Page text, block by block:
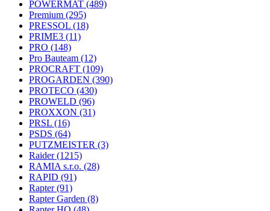
POWERMAT (489)
Premium (295)
PRESSOL (18)
PRIME3 (11)
PRO (148)
Pro Bauteam (12)
PROCRAFT (109)
PROGARDEN (390)
PROTECO (430)
PROWELD (96)
PROXXON (31)
PRSL (16)
PSDS (64)
PUTZMEISTER (3)
Raider(1215)
RAMIA s.r.o. (28)
RAPID (91)
Rapter(91)
Rapter Garden (8)